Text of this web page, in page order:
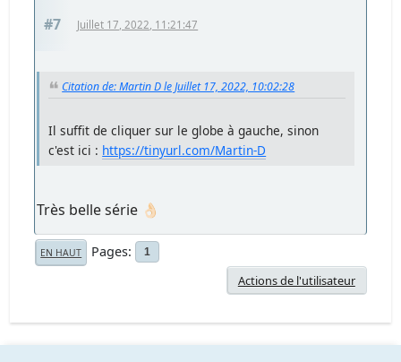
#7 Juillet 17, 2022, 11:21:47
Citation de: Martin D le Juillet 17, 2022, 10:02:28
Il suffit de cliquer sur le globe à gauche, sinon
c'est ici : https://tinyurl.com/Martin-D
Très belle série 👌🏻
EN HAUT Pages 1
Actions de l'utilisateur